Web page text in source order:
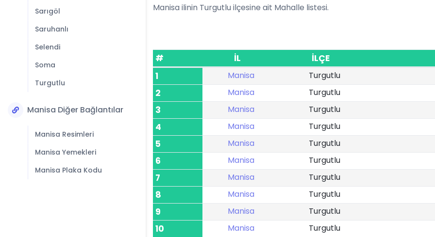
Sarıgöl
Saruhanlı
Selendi
Soma
Turgutlu
Manisa Diğer Bağlantılar
Manisa Resimleri
Manisa Yemekleri
Manisa Plaka Kodu
Manisa ilinin Turgutlu ilçesine ait Mahalle listesi.
# İL
İLÇE
1
Manisa Turgutlu
2 Manisa Turgutlu
3 Manisa Turgutlu
4 Manisa Turgutlu
5 Manisa Turgutlu
6 Manisa Turgutlu
7 Manisa Turgutlu
8 Manisa Turgutlu
9 Manisa Turgutlu
10 Manisa Turgutlu